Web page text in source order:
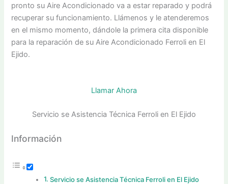
pronto su Aire Acondicionado va a estar reparado y podrá
recuperar su funcionamiento. Llámenos y le atenderemos
en el mismo momento, dándole la primera cita disponible
para la reparación de su Aire Acondicionado Ferroli en El
Ejido.
Llamar Ahora
Servicio se Asistencia Técnica Ferroli en El Ejido
Información
Servicio se Asistencia Técnica Ferroli en El Ejido